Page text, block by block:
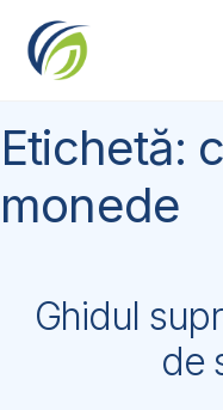
content
Etichetă:
monede
Ghidul
de